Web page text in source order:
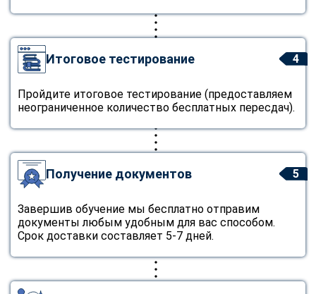
4
Итоговое тестирование
Пройдите итоговое тестирование (предоставляем
неограниченное количество бесплатных пересдач).
5
Получение документов
Завершив обучение мы бесплатно отправим
документы любым удобным для вас способом.
Срок доставки составляет 5-7 дней.